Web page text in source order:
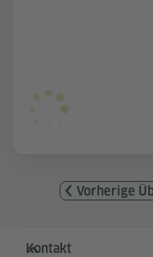
Vorherige
Service- und
Kontakt